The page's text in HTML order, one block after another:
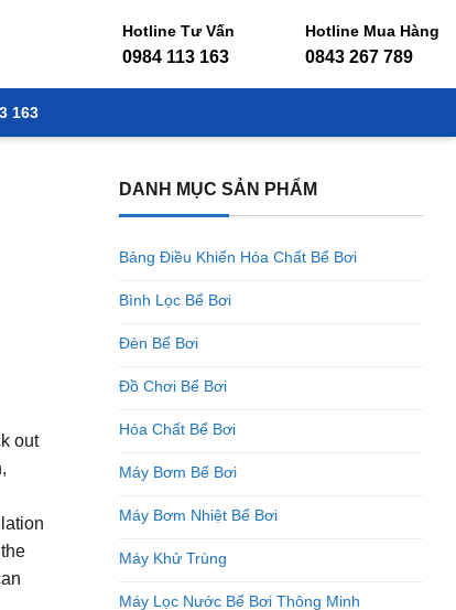
Hotline Tư Vấn
0984 113 163
Hotline Mua Hàng
0843 267 789
163
out
DANH MỤC SẢN PHẨM
Bảng Điều Khiển Hóa Chất Bể Bơi
Bình Lọc Bể Bơi
Đèn Bể Bơi
Đồ Chơi Bể Bơi
Hóa Chất Bể Bơi
Máy Bơm Bể Bơi
Máy Bơm Nhiệt Bể Bơi
Máy Khử Trùng
Máy Lọc Nước Bể Bơi Thông Minh